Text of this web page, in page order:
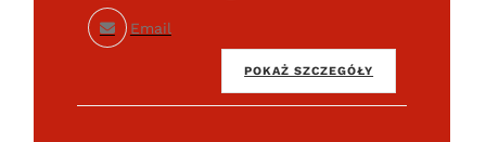
Email
POKAŻ SZCZEGÓŁY